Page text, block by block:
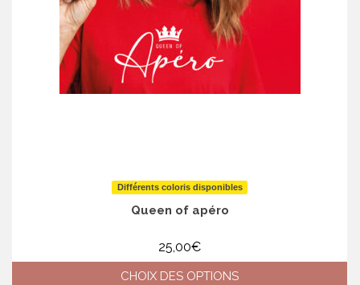
Différents coloris disponibles
Queen of apéro
25,00€
CHOIX DES OPTIONS